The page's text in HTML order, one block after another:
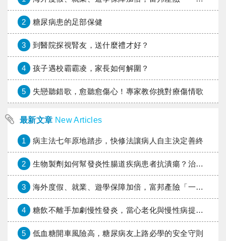
2 糖尿病患的足部保健
3 到醫院探視腎友，送什麼禮才好？
4 孩子遇校霸霸凌，家長如何解圍？
5 失戀聽錯歌，愈聽愈傷心！專家教你挑對療傷情歌
最新文章 New Articles
1 病主法七年原地踏步，快修法讓病人自主決定善終
2 生物製劑如何幫發炎性腸道疾病患者抗潰瘍？治療進展與健保給付困境一次看
3 海外度假、就業、遊學保障加倍，富邦產險「一期逐夢」專案加碼遠距醫療與緊急救援
4 糖飲不離手加劇慢性發炎，當心老化與慢性病提早報到
5 低血糖開車風險高，糖尿病友上路必學的安全守則